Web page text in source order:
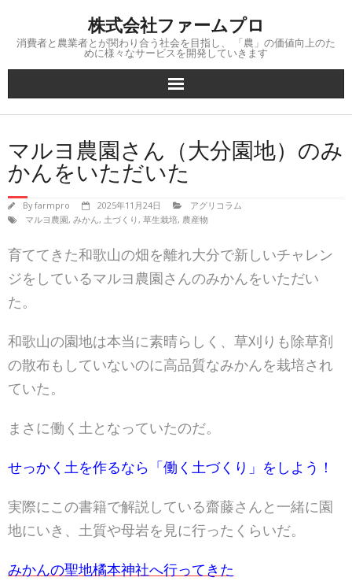
content
株式会社ファームプロ
消費者と農業者とが関わり合う社会を目指し、 「農」の価値向上のた
めに様々なサービスを開発していきます
マルヨ農園さん（大分園地）のみ
かんをいただいた
Byfarmpro 2025年11月24日
アグリコラム
マルヨ農園, みかん, 土づくり , 草生栽培, 農産物
育ててきた和歌山の畑を離れ大分で新しいチャレン
ジをしているマルヨ農園さんのみかんをいただい
た。
和歌山の園地は本当に素晴らしく、草刈りも除草剤
の散布もしていないのに高品質なみかんを栽培され
ていた。
まさに働く土となっていたのだ。
せっかく土を作るなら「働く土づくり」をしよう！
実際にこの書籍で解説している齋藤さんと一緒に園
地にいき、土質や母岩を見に行ったくらいだ。
みかんの聖地橘本神社へ行ってきた